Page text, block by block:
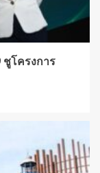
ชูโครงการ